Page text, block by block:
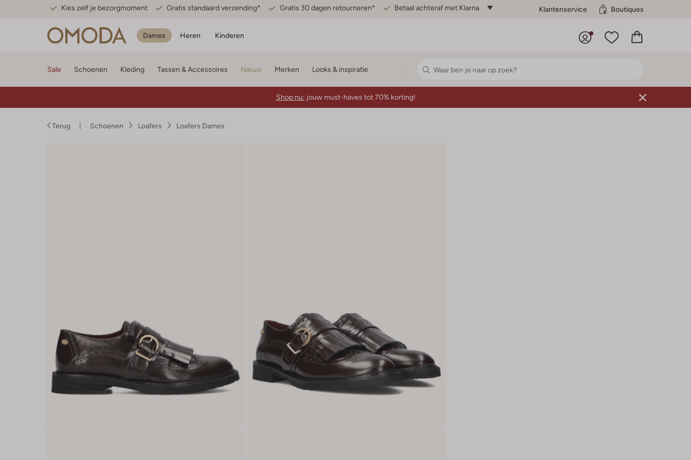
Kies zelf je bezorgmoment Gratis standaard verzending* Gratis 30 dagen retourneren* Betaal achteraf met Klarna Klantenservice Boutiques
Dames Heren Kinderen
Sale Schoenen Kleding Tassen & Accessoires Nieuw Merken Looks & inspiratie
Shop nu: jouw must-haves tot 70% korting!
Terug Schoenen Loafers Loafers Dames